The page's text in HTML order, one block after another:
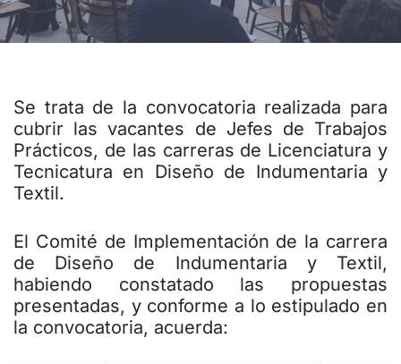
Se trata de la convocatoria realizada para
cubrir las vacantes de Jefes de Trabajos
Prácticos, de las carreras de Licenciatura y
Tecnicatura en Diseño de Indumentaria y
Textil.
El Comité de Implementación de la carrera
de Diseño de Indumentaria y Textil,
habiendo constatado las propuestas
presentadas, y conforme a lo estipulado en
la convocatoria, acuerda: